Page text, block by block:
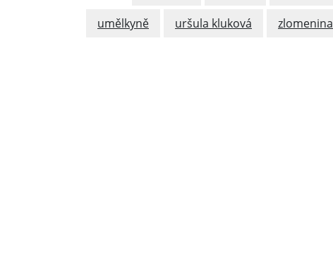
umělkyně uršula kluková zlomenina